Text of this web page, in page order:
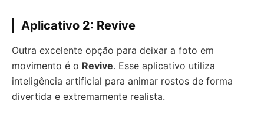
Aplicativo 2: Revive
Outra excelente opção para deixar a foto em
movimento é o Revive. Esse aplicativo utiliza
inteligência artificial para animar rostos de forma
divertida e extremamente realista.